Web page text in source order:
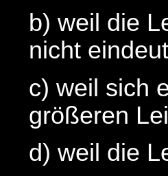
b) weil die
nicht
c) weil sich
größeren
d) weil die